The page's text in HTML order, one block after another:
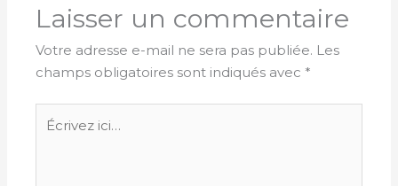
Laisser un commentaire
Votre adresse e-mail ne sera pas publiée. Les
champs obligatoires sont indiqués avec *
ici…